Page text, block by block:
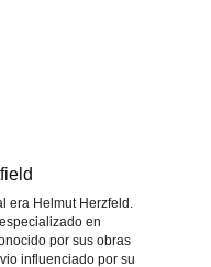
era Helmut Herzfeld.
en
por sus obras
influenciado por su